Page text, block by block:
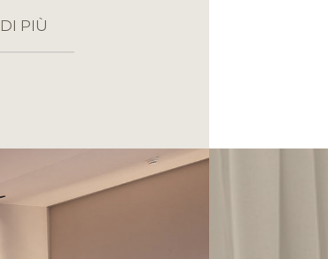
PIÙ